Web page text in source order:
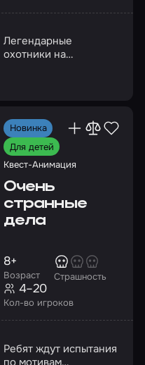
Легендарные
охотники на
Новинка
Для детей
Квест-Анимация
Очень
странные
дела
Возраст
8+
Страшность
Кол-во игроков
4–20
Ребят ждут испытания
по мотивам